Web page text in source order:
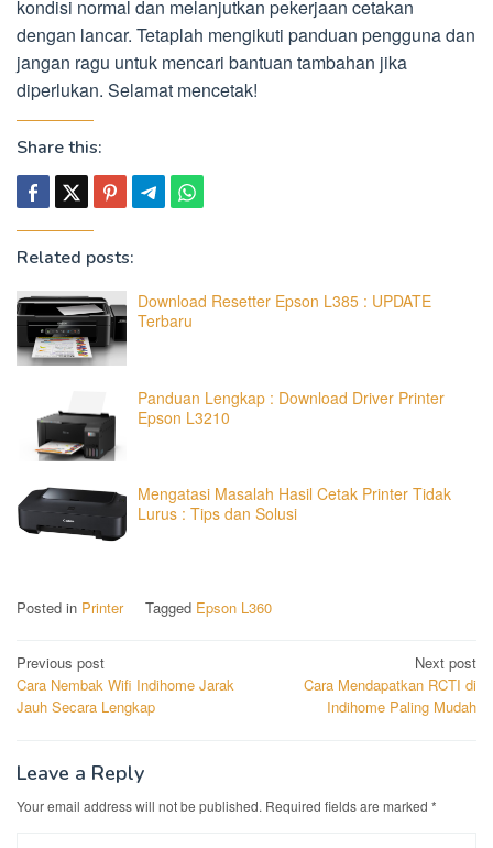
kondisi normal dan melanjutkan pekerjaan cetakan
dengan lancar. Tetaplah mengikuti panduan pengguna dan
jangan ragu untuk mencari bantuan tambahan jika
diperlukan. Selamat mencetak!
Share this:
Related posts:
Download Resetter Epson L385 : UPDATE
Terbaru
Panduan Lengkap : Download Driver Printer
Epson L3210
Mengatasi Masalah Hasil Cetak Printer Tidak
Lurus : Tips dan Solusi
Posted in Printer Tagged Epson L360
Post
navigation
Previous post
Cara Nembak Wifi Indihome Jarak
Jauh Secara Lengkap
Next post
Cara Mendapatkan RCTI di
Indihome Paling Mudah
Leave a Reply
Your email address will not be published. Required fields are marked *